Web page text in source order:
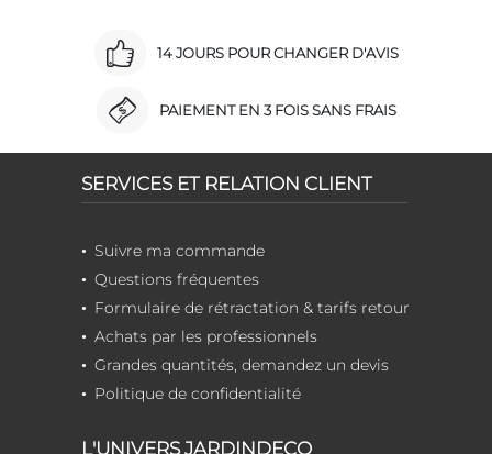
14 JOURS POUR CHANGER D'AVIS
PAIEMENT EN 3 FOIS SANS FRAIS
SERVICES ET RELATION CLIENT
Suivre ma commande
Questions fréquentes
Formulaire de rétractation & tarifs retour
Achats par les professionnels
Grandes quantités, demandez un devis
Politique de confidentialité
L'UNIVERS JARDINDECO